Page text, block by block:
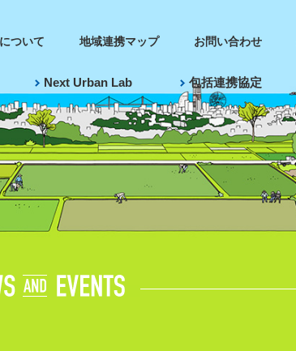
Next Urban Lab 包括連携協定
ついて 地域連携マップ お問い合わせ